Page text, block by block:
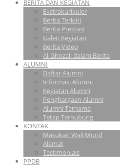
BERITA DAN KEGIATAN
Ekstrakurikuler
Berita Terkini
Berita Prestasi
Galeri Kegiatan
Berita Video
Al-Ghozali dalam Berita
ALUMNI
Daftar Alumni
Informasi Alumni
Kegiatan Alumni
Penghargaan Alumni
Alumni Ternama
Tetap Terhubung
KONTAK
Masukan Wali Murid
Alamat
Testimonials
PPDB